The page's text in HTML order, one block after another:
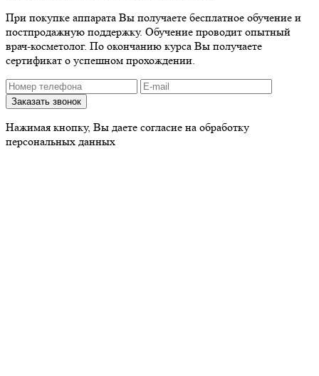
При покупке аппарата Вы получаете бесплатное обучение и
постпродажную поддержку. Обучение проводит опытный
врач-косметолог. По окончанию курса Вы получаете
сертификат о успешном прохождении.
Нажимая кнопку, Вы даете согласие на обработку
персональных данных